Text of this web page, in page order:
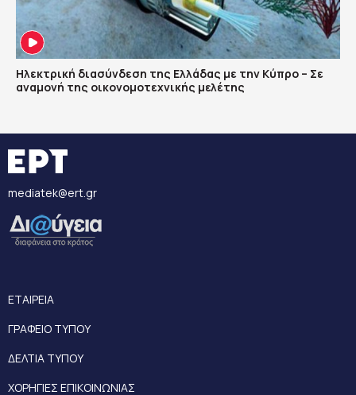
Ηλεκτρική διασύνδεση της Ελλάδας με την Κύπρο – Σε
αναμονή της οικονομοτεχνικής μελέτης
mediatek@ert.gr
ΕΤΑΙΡΕΙΑ
ΓΡΑΦΕΙΟ ΤΥΠΟΥ
ΔΕΛΤΙΑ ΤΥΠΟΥ
ΧΟΡΗΓΙΕΣ ΕΠΙΚΟΙΝΩΝΙΑΣ